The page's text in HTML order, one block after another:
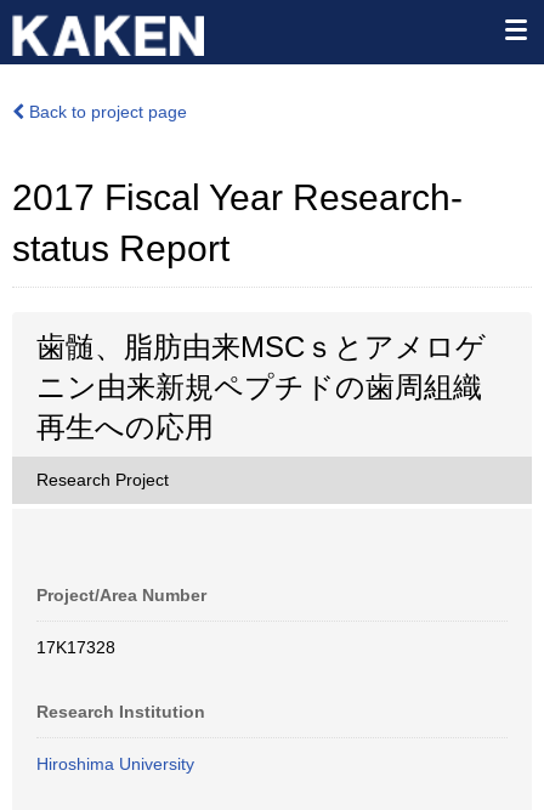
Back to project page
2017 Fiscal Year Research-
status Report
歯髄、脂肪由来MSCｓとアメロゲ
ニン由来新規ペプチドの歯周組織
再生への応用
Research Project
Project/Area Number
17K17328
Research Institution
Hiroshima University